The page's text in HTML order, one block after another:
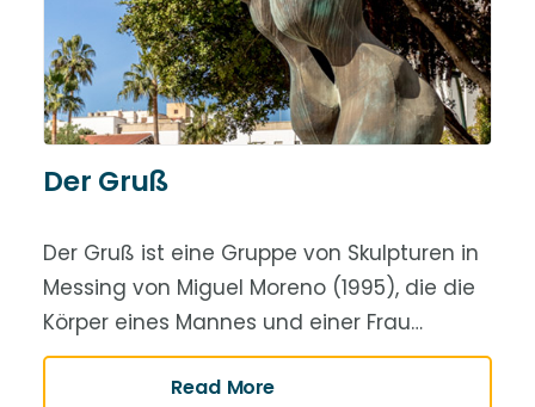
Der Gruß
Der Gruß ist eine Gruppe von Skulpturen in
Messing von Miguel Moreno (1995), die die
Körper eines Mannes und einer Frau…
Read More